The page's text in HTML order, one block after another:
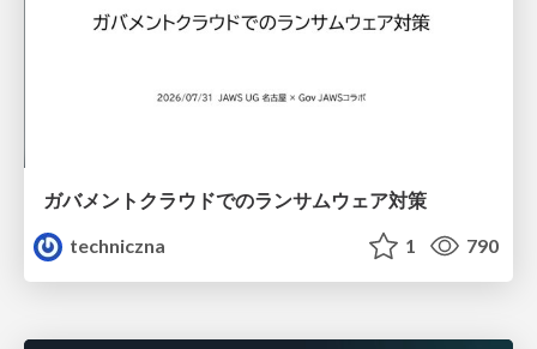
ガバメントクラウドでのランサムウェア対策
techniczna
1 790